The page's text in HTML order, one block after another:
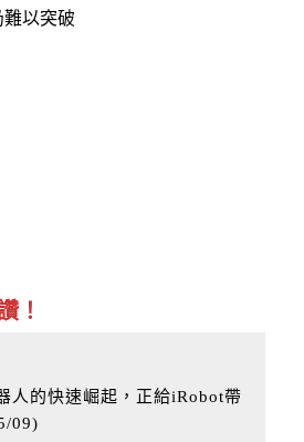
以突破
！
人的快速崛起，正給iRobot帶
09)